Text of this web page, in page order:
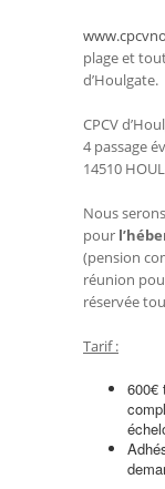
plage et
d’Houlgate.
CPCV
4 passage
14510
Nous
pour
(pension
réunion
réservée
Tarif :
600€